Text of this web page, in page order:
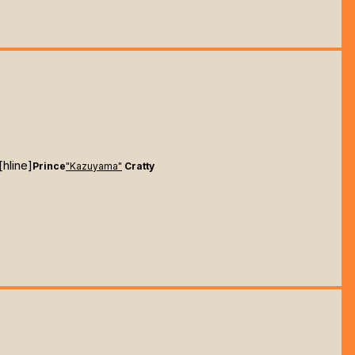
Prince"Kazuyama" Cratty